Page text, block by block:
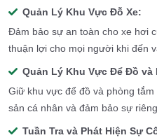
Quản Lý Khu Vực Đỗ Xe:
Đảm bảo sự an toàn cho xe hơi
thuận lợi cho mọi người khi đến
Quản Lý Khu Vực Để Đồ và
Giữ khu vực để đồ và phòng
sản cá nhân và đảm bảo sự
Tuần Tra và Phát Hiện Sự